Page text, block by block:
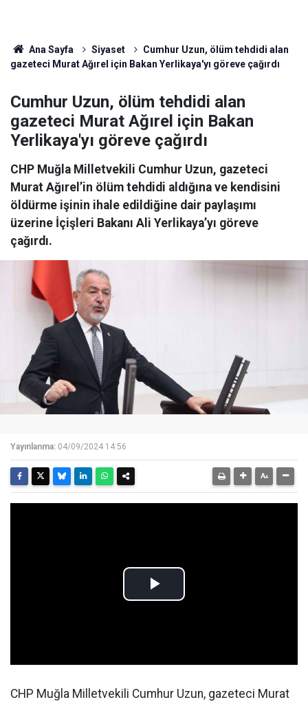
Ana Sayfa Siyaset
Cumhur Uzun, ölüm tehdidi alan
gazeteci Murat Ağırel için Bakan Yerlikaya'yı göreve çağırdı
Cumhur Uzun, ölüm tehdidi alan
gazeteci Murat Ağırel için Bakan
Yerlikaya'yı göreve çağırdı
CHP Muğla Milletvekili Cumhur Uzun, gazeteci
Murat Ağırel’in ölüm tehdidi aldığına ve kendisini
öldürme işinin ihale edildiğine dair paylaşımı
üzerine İçişleri Bakanı Ali Yerlikaya’yı göreve
çağırdı.
Yayınlanma: 04/09/2024 14:56
CHP Muğla Milletvekili Cumhur Uzun, gazeteci Murat